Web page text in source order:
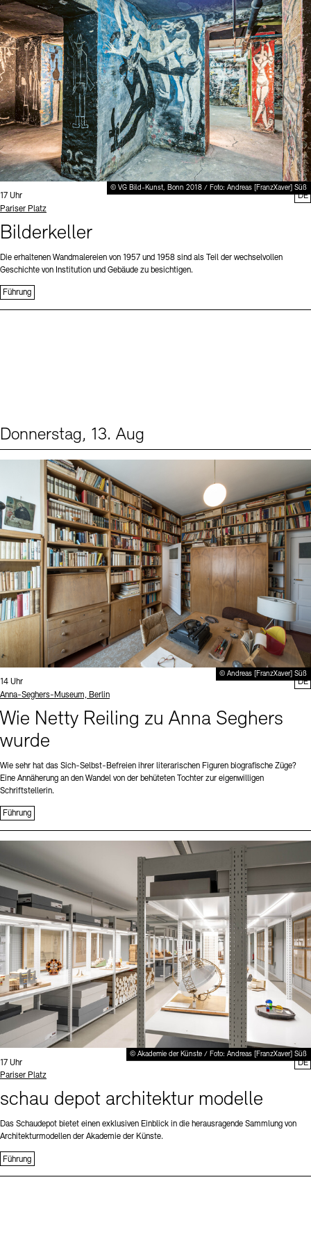
Stellenangebote Newsletter Presse
Nachhaltigkeit Kontakt
Digitale Sammlungen Exil-Archive
© VG Bild-Kunst, Bonn 2018 / Foto: Andreas [FranzXaver] Süß
Uhrzeit:
17 Uhr
Standort
Pariser Platz
Bilderkeller
Die erhaltenen Wandmalereien von 1957 und 1958 sind als Teil der wechselvollen
Geschichte von Institution und Gebäude zu besichtigen.
Führung
DE
Donnerstag, 13. Aug
© Andreas [FranzXaver] Süß
Uhrzeit:
14 Uhr
Standort
Anna-Seghers-Museum, Berlin
Wie Netty Reiling zu Anna Seghers
wurde
Wie sehr hat das Sich-Selbst-Befreien ihrer literarischen Figuren biografische Züge?
Eine Annäherung an den Wandel von der behüteten Tochter zur eigenwilligen
Schriftstellerin.
Führung
DE
© Akademie der Künste / Foto: Andreas [FranzXaver] Süß
Uhrzeit:
17 Uhr
Standort
Pariser Platz
schau depot architektur modelle
Das Schaudepot bietet einen exklusiven Einblick in die herausragende Sammlung von
Architekturmodellen der Akademie der Künste.
Führung
DE